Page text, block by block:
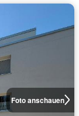
Foto anschauen